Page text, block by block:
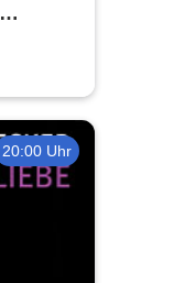
20:00 Uhr